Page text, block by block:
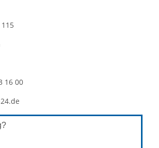
16 00